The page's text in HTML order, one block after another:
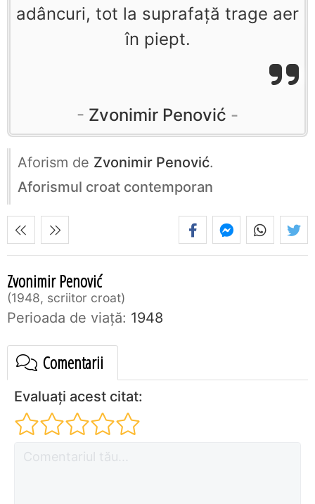
adâncuri, tot la suprafaţă trage aer
în piept.
Zvonimir Penović
Aforism de Zvonimir Penović.
Aforismul croat contemporan
Zvonimir Penović
1948, scriitor croat
Perioada de viaţă: 1948
Comentarii
Evaluați acest citat: